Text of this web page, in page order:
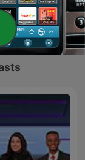
Top Gun